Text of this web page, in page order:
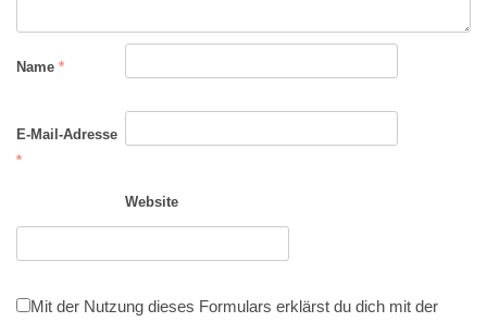
Name *
E-Mail-Adresse
*
Website
Mit der Nutzung dieses Formulars erklärst du dich mit der